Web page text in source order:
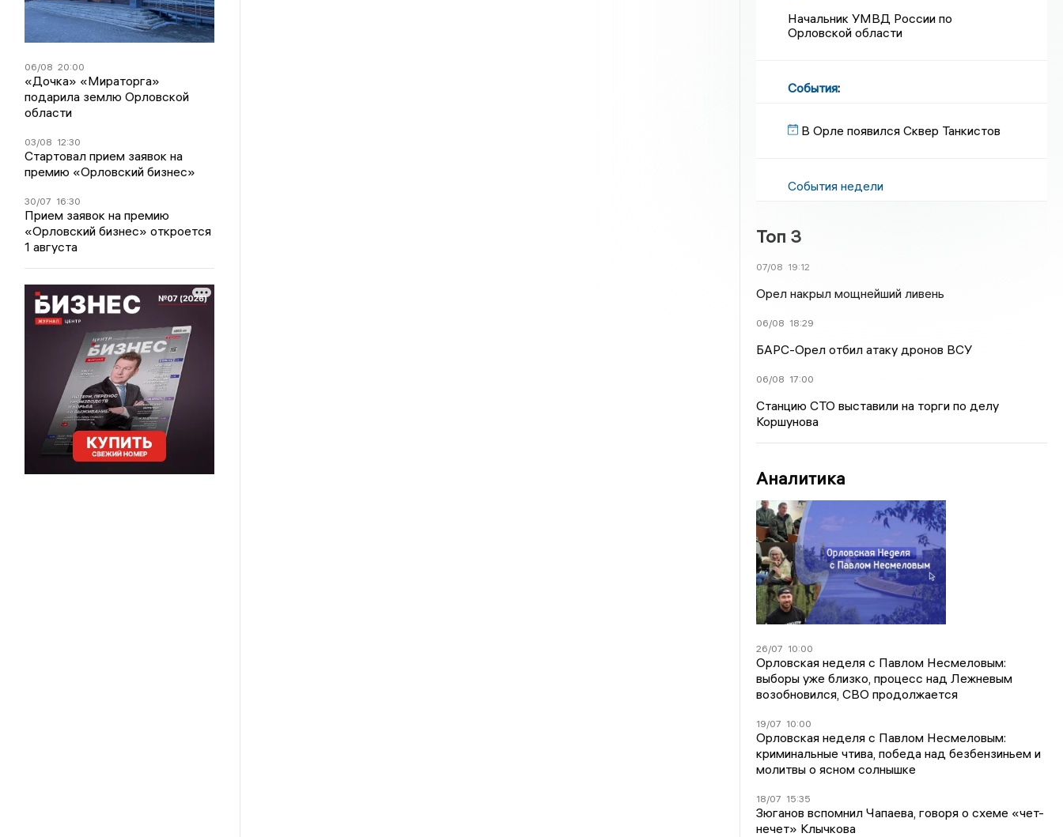
06/08 20:00
«Дочка» «Мираторга»
подарила землю Орловской
области
03/08 12:30
Стартовал прием заявок на
премию «Орловский бизнес»
30/07 16:30
Прием заявок на премию
«Орловский бизнес» откроется
1 августа
Начальник УМВД России по
Орловской области
События:
В Орле появился Сквер Танкистов
События недели
Топ 3
07/08 19:12
Орел накрыл мощнейший ливень
06/08 18:29
БАРС-Орел отбил атаку дронов ВСУ
06/08 17:00
Станцию СТО выставили на торги по делу
Коршунова
Аналитика
26/07 10:00
Орловская неделя с Павлом Несмеловым:
выборы уже близко, процесс над Лежневым
возобновился, СВО продолжается
19/07 10:00
Орловская неделя с Павлом Несмеловым:
криминальные чтива, победа над безбензиньем и
молитвы о ясном солнышке
18/07 15:35
Зюганов вспомнил Чапаева, говоря о схеме «чет-
нечет» Клычкова